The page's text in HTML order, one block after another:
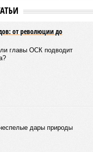
от революции до
главы ОСК подводит
дары природы